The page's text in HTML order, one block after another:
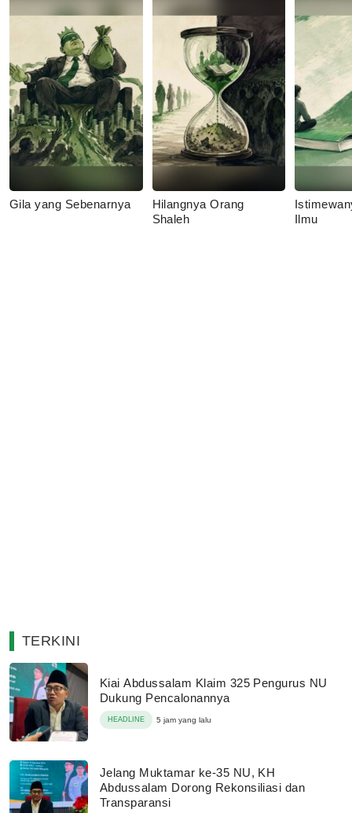
Gila yang Sebenarnya
Hilangnya Orang
Shaleh
Ilmu
TERKINI
Kiai Abdussalam Klaim 325 Pengurus NU
Dukung Pencalonannya
HEADLINE 5 jam yang lalu
Jelang Muktamar ke-35 NU, KH
Abdussalam Dorong Rekonsiliasi dan
Transparansi